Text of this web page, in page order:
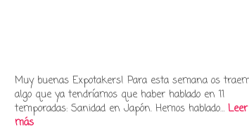
Muy buenas Expotakers! Para esta semana os
algo que ya tendríamos que haber hablado en 11
temporadas: Sanidad en Japón. Hemos hablado…Leer
más